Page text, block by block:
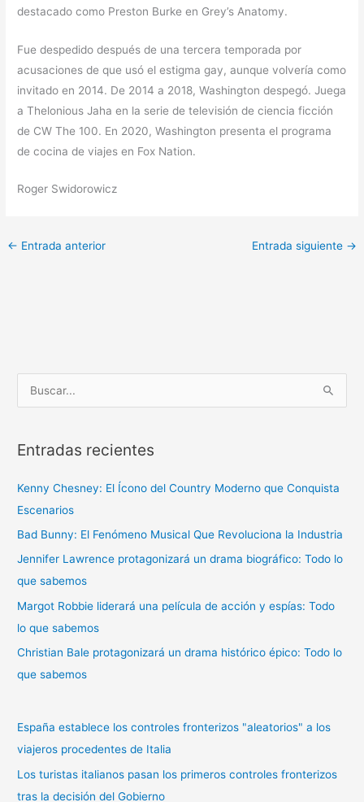
destacado como Preston Burke en Grey’s Anatomy.
Fue despedido después de una tercera temporada por
acusaciones de que usó el estigma gay, aunque volvería como
invitado en 2014. De 2014 a 2018, Washington despegó. Juega
a Thelonious Jaha en la serie de televisión de ciencia ficción
de CW The 100. En 2020, Washington presenta el programa
de cocina de viajes en Fox Nation.
Roger Swidorowicz
← Entrada anterior Entrada siguiente →
u
c
r
p
o
r
:
Entradas recientes
Kenny Chesney: El Ícono del Country Moderno que Conquista
Escenarios
Bad Bunny: El Fenómeno Musical Que Revoluciona la Industria
Jennifer Lawrence protagonizará un drama biográfico: Todo lo
que sabemos
Margot Robbie liderará una película de acción y espías: Todo
lo que sabemos
Christian Bale protagonizará un drama histórico épico: Todo lo
que sabemos
España establece los controles fronterizos "aleatorios" a los
viajeros procedentes de Italia
Los turistas italianos pasan los primeros controles fronterizos
tras la decisión del Gobierno